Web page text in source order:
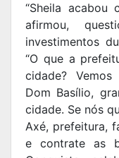
“Sheila acabou
afirmou,
investimentos
“O que a
cidade?
Dom Basílio,
cidade. Se nós
Axé, prefeitura,
e contrate as